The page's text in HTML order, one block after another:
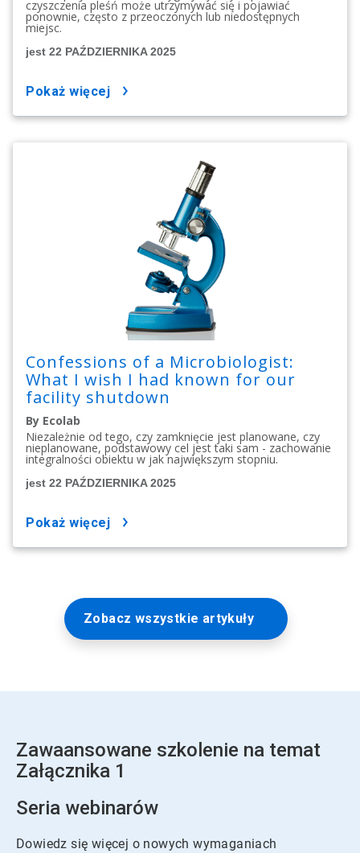
czyszczenia pleśń może utrzymywać się i pojawiać
ponownie, często z przeoczonych lub niedostępnych
miejsc.
jest 22 PAŹDZIERNIKA 2025
pokaż więcej
Confessions of a Microbiologist:
What I wish I had known for our
facility shutdown
By Ecolab
Niezależnie od tego, czy zamknięcie jest planowane, czy
nieplanowane, podstawowy cel jest taki sam - zachowanie
integralności obiektu w jak największym stopniu.
jest 22 PAŹDZIERNIKA 2025
pokaż więcej
Zobacz wszystkie artykuły
Zawaansowane szkolenie na temat
Załącznika 1
Seria webinarów
Dowiedz się więcej o nowych wymaganiach